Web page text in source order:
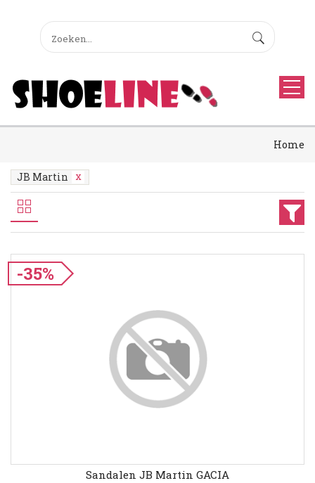
Home
JB Martin
-35%
Sandalen JB Martin GACIA